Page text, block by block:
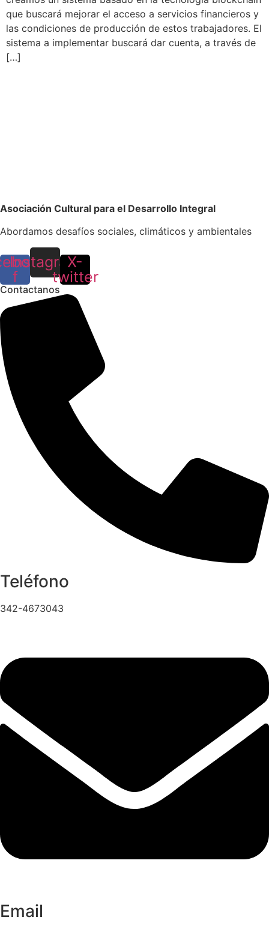
que buscará mejorar el acceso a servicios financieros y
las condiciones de producción de estos trabajadores. El
sistema a implementar buscará dar cuenta, a través de
[…]
Asociación Cultural para el Desarrollo Integral
Abordamos desafíos sociales, climáticos y ambientales
f
Instagram
X-
twitter
Contactanos
Teléfono
342-4673043
Email